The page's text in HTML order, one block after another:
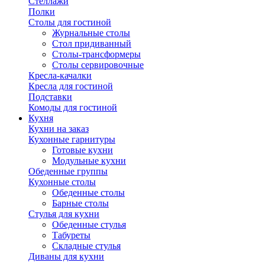
Полки
Столы для гостиной
Журнальные столы
Стол придиванный
Столы-трансформеры
Столы сервировочные
Кресла-качалки
Кресла для гостиной
Подставки
Комоды для гостиной
Кухня
Кухни на заказ
Кухонные гарнитуры
Готовые кухни
Модульные кухни
Обеденные группы
Кухонные столы
Обеденные столы
Барные столы
Стулья для кухни
Обеденные стулья
Табуреты
Складные стулья
Диваны для кухни